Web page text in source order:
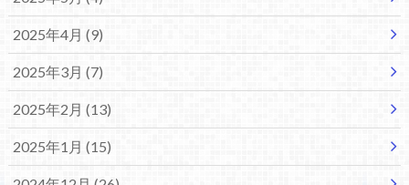
2025年4月 (9)
2025年3月 (7)
2025年2月 (13)
2025年1月 (15)